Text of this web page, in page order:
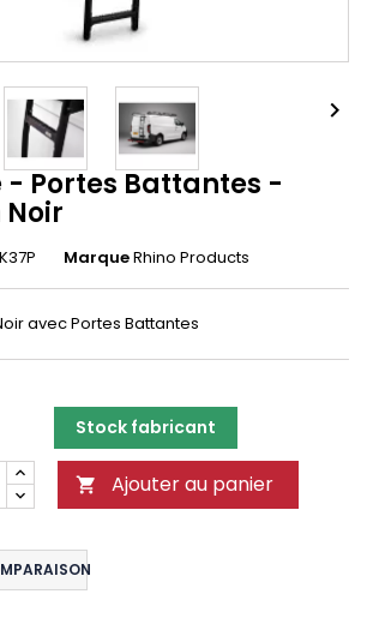

- Portes Battantes -
MarqueRhino Products
avec Portes Battantes
Stock fabricant
 Ajouter au panier